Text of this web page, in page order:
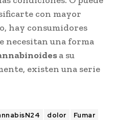
con mayor
hay consumidores
necesitan una forma
a su
existen una serie
dolor
Fumar